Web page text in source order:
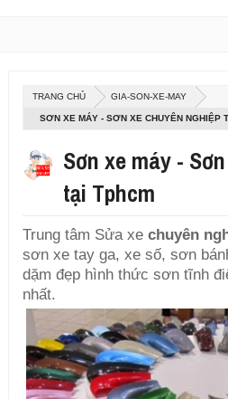
TRANG CHỦ GIA-SON-XE-MAY
SƠN XE MÁY - SƠN XE CHUYÊN NGHIỆP
Sơn xe máy -
tại Tphcm
Trung tâm Sửa xe chuyên
sơn xe tay ga, xe số, sơn
dặm đẹp hình thức sơn tĩnh
nhất.